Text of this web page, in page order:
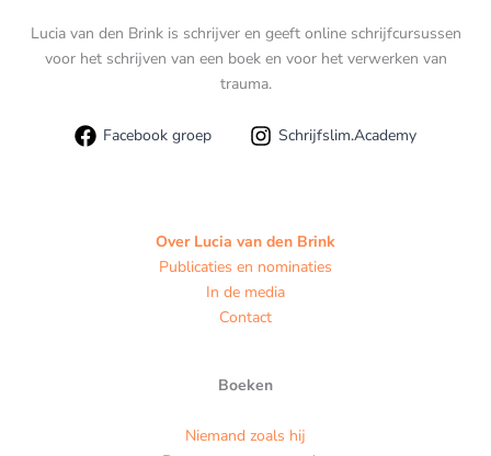
Lucia van den Brink is schrijver en geeft online schrijfcursussen
voor het schrijven van een boek en voor het verwerken van
trauma.
Facebook groep Schrijfslim.Academy
Over Lucia van den Brink
Publicaties en nominaties
In de media
Contact
Boeken
Niemand zoals hij